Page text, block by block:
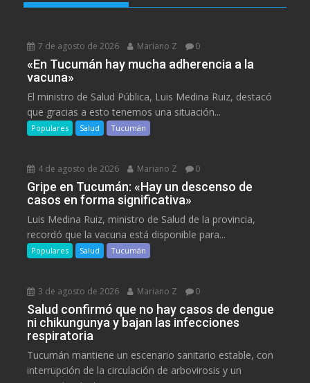
7 de agosto de 2026 Mariano Z 0
«En Tucumán hay mucha adherencia a la
vacuna»
El ministro de Salud Pública, Luis Medina Ruiz, destacó
que gracias a esto tenemos una situación...
Populares Salud Tucumán
4 de agosto de 2026 Mariano Z 0
Gripe en Tucumán: «Hay un descenso de
casos en forma significativa»
Luis Medina Ruiz, ministro de Salud de la provincia,
recordó que la vacuna está disponible para...
Populares Salud Tucumán
3 de agosto de 2026 Mariano Z 0
Salud confirmó que no hay casos de dengue
ni chikungunya y bajan las infecciones
respiratoria
Tucumán mantiene un escenario sanitario estable, con
interrupción de la circulación de arbovirosis y un